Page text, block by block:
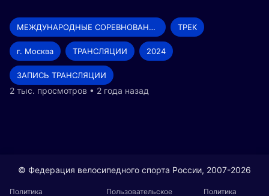
МЕЖДУНАРОДНЫЕ СОРЕВНОВАНИЯ ТРЕК
г. Москва ТРАНСЛЯЦИИ 2024
ЗАПИСЬ ТРАНСЛЯЦИИ
2 тыс. просмотров • 2 года назад
© Федерация велосипедного спорта России, 2007-2026
Политика Пользовательское Политика